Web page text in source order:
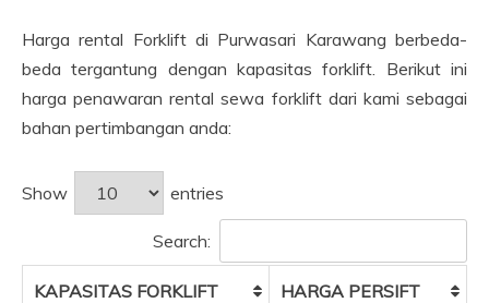
Harga rental Forklift di Purwasari Karawang berbeda-
beda tergantung dengan kapasitas forklift. Berikut ini
harga penawaran rental sewa forklift dari kami sebagai
bahan pertimbangan anda:
Show entries
Search:
KAPASITAS FORKLIFT HARGA PERSIFT